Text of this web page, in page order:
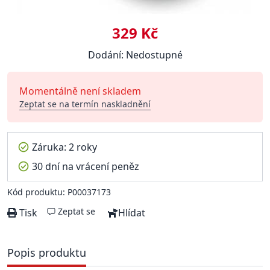
329 Kč
Dodání: Nedostupné
Momentálně není skladem
Zeptat se na termín naskladnění
Záruka: 2 roky
30 dní na vrácení peněz
Kód produktu: P00037173
Tisk Zeptat se Hlídat
Popis produktu